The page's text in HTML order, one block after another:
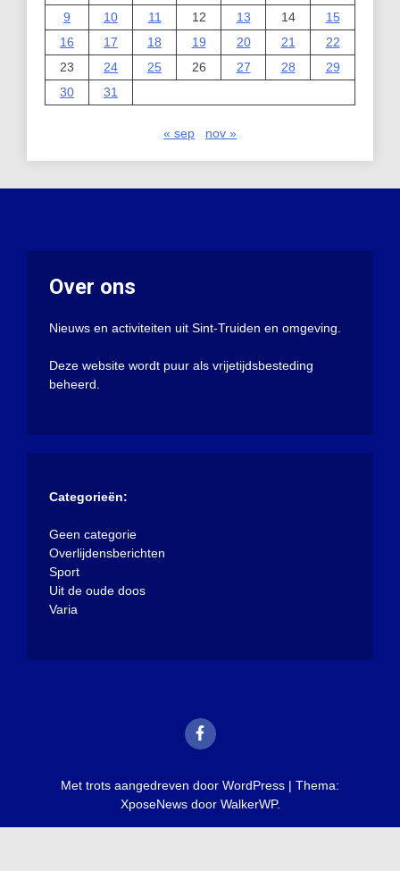
9
10 11 12 13 14
15
16
17 18 19 20 21
22
23
24 25 26 27 28
29
30
31
« sep nov »
Over ons
Nieuws en activiteiten uit Sint-Truiden en omgeving.
Deze website wordt puur als vrijetijdsbesteding
beheerd.
Categorieën:
Geen categorie
Overlijdensberichten
Sport
Uit de oude doos
Varia
Met trots aangedreven door WordPress | Thema:
XposeNews door WalkerWP.